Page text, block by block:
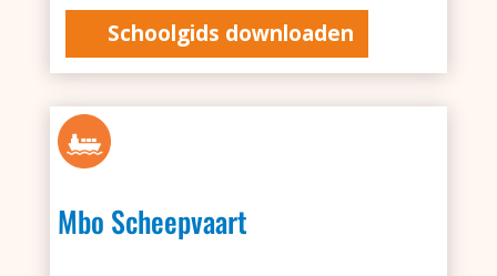
Schoolgids downloaden
Mbo Scheepvaart